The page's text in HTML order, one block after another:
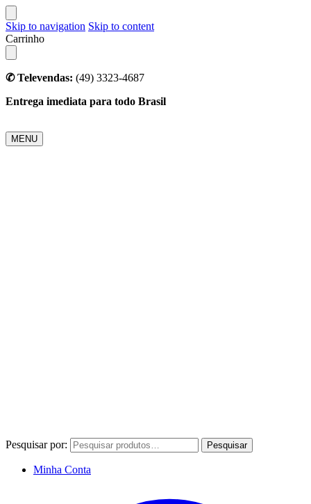
Skip to navigation Skip to content
Carrinho
✆ Televendas: (49) 3323-4687
Entrega imediata para todo Brasil
MENU
Pesquisar por: Pesquisar
Minha Conta